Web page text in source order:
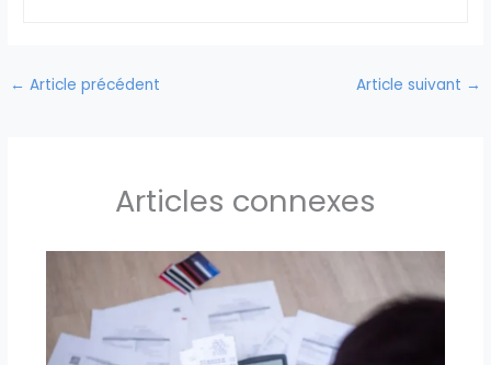
← Article précédent Article suivant →
Articles connexes